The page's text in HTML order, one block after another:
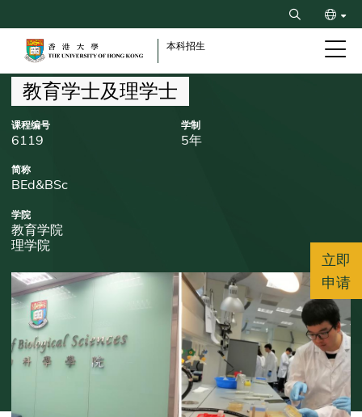
to
content
Search
繁
本科招生
Breadcrumb
教育学士及理学士
课程编号
6119
学制
5年
简称
BEd&BSc
学院
教育学院
理学院
立即
申请